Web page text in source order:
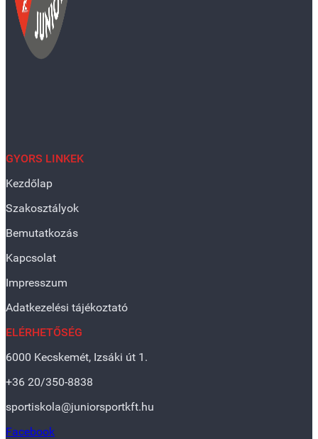
GYORS LINKEK
Kezdőlap
Szakosztályok
Bemutatkozás
Kapcsolat
Impresszum
Adatkezelési tájékoztató
ELÉRHETŐSÉG
6000 Kecskemét, Izsáki út 1.
+36 20/350-8838
sportiskola@juniorsportkft.hu
Facebook